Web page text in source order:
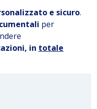
e sicuro.
per
in totale